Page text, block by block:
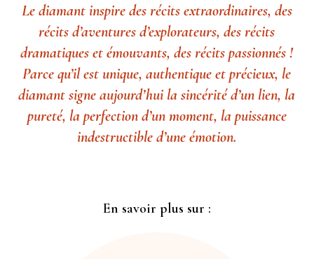
Le diamant inspire des récits extraordinaires, des
récits d’aventures d’explorateurs, des récits
dramatiques et émouvants, des récits passionnés !
Parce qu’il est unique, authentique et précieux, le
diamant signe aujourd’hui la sincérité d’un lien, la
pureté, la perfection d’un moment, la puissance
indestructible d’une émotion.
En savoir plus sur :